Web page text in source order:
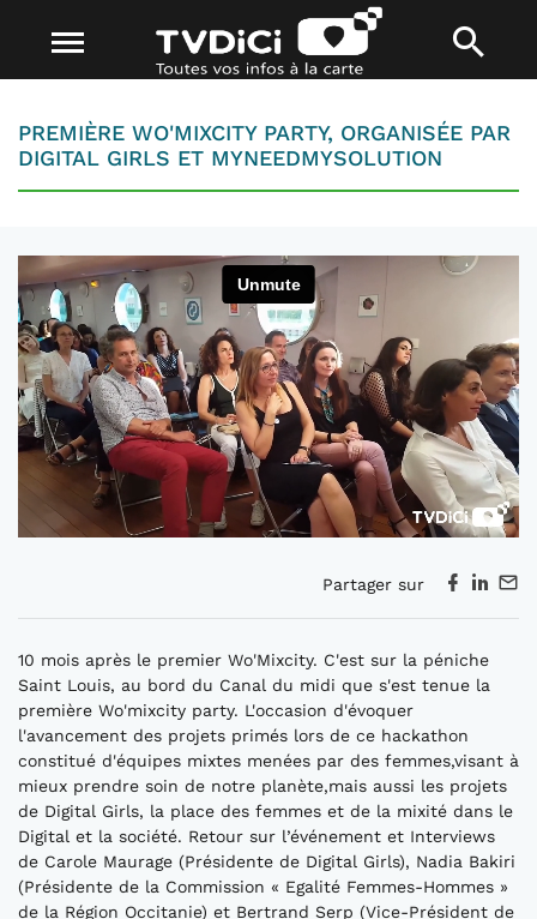
PREMIÈRE WO'MIXCITY PARTY, ORGANISÉE PAR
DIGITAL GIRLS ET MYNEEDMYSOLUTION
Partager sur
10 mois après le premier Wo'Mixcity. C'est sur la péniche
Saint Louis, au bord du Canal du midi que s'est tenue la
première Wo'mixcity party. L'occasion d'évoquer
l'avancement des projets primés lors de ce hackathon
constitué d'équipes mixtes menées par des femmes,visant à
mieux prendre soin de notre planète,mais aussi les projets
de Digital Girls, la place des femmes et de la mixité dans le
Digital et la société. Retour sur l’événement et Interviews
de Carole Maurage (Présidente de Digital Girls), Nadia Bakiri
(Présidente de la Commission « Egalité Femmes-Hommes »
de la Région Occitanie) et Bertrand Serp (Vice-Président de